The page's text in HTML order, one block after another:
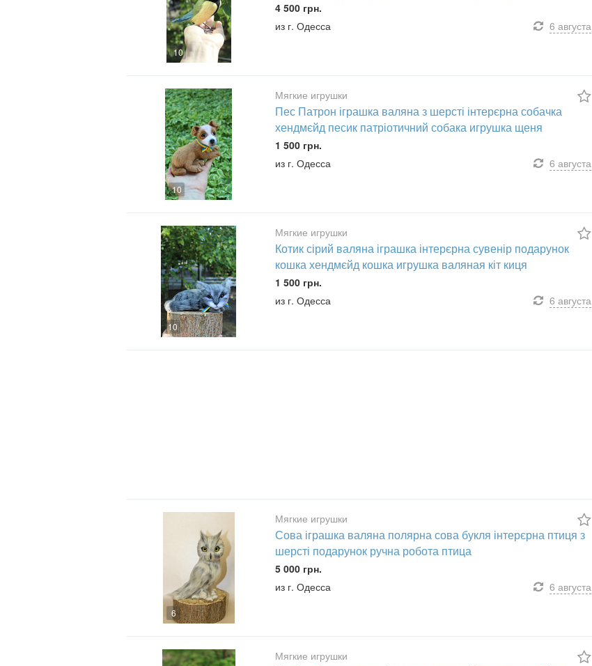
10
4 500 грн.
из г. Одесса
6 августа
10
Мягкие игрушки
Пес Патрон іграшка валяна з шерсті інтерєрна собачка
хендмєйд песик патріотичний собака игрушка щеня
1 500 грн.
из г. Одесса
6 августа
10
Мягкие игрушки
Котик сірий валяна іграшка інтерєрна сувенір подарунок
кошка хендмєйд кошка игрушка валяная кіт киця
1 500 грн.
из г. Одесса
6 августа
6
Мягкие игрушки
Сова іграшка валяна полярна сова букля інтерєрна птиця з
шерсті подарунок ручна робота птица
5 000 грн.
из г. Одесса
6 августа
Мягкие игрушки